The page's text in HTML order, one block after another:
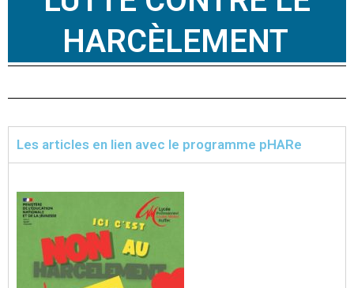
HARCÈLEMENT
Les articles en lien avec le programme pHARe